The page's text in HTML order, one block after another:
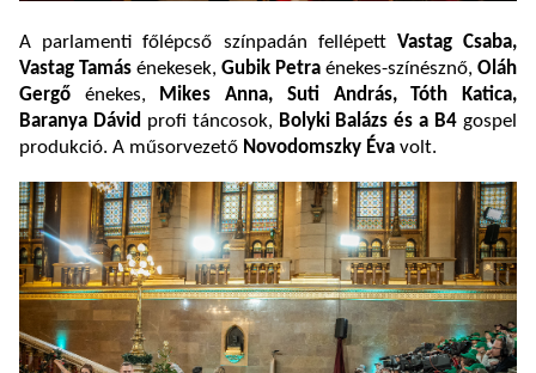
A parlamenti főlépcső színpadán fellépettVastag Csaba,
Vastag Tamás énekesek, Gubik Petra énekes-színésznő, Oláh
Gergő énekes,
Mikes Anna, Suti András, Tóth Katica,
Baranya Dávid profi táncosok, Bolyki Balázs és a B4 gospel
produkció. A műsorvezető Novodomszky Éva volt.